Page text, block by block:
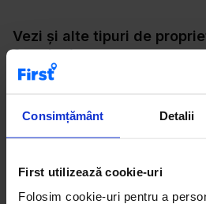
Consimțământ Detalii
First utilizează cookie-uri
Folosim cookie-uri pentru a
Vezi și alte tipuri de
Case de vânzare
Terenuri de vânzare
Birouri de vânzare
Categoria de apartamente 6+
proprietăți mari, dedicate